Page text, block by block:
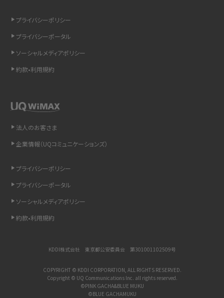
インスタのDMの送り方は？便利機能の使い方や注意点をわかりやすく解説
「iPhoneを探す」の使い方と設定方法を紹介！ブラウザやアプリから探す方法を
詳しく解説
Wi-Fiを快適に使うための速度はどれくらい？用途別の目安・回線ごとの平均を
LINEの着信音や通知音の設定・変更方法を解説！鳴らない場合の対処法も紹介
ASMRとは？意味や動画の種類、楽しみ方を紹介
プライバシーポリシー
プライバシーポータル
ソーシャルメディアポリシー
約款•利用規約
法人のお客さま
企業情報（UQコミュニケーションズ）
プライバシーポリシー
プライバシーポータル
ソーシャルメディアポリシー
約款•利用規約
KDDI株式会社 東京都公安委員会 第301001102509号
COPYRIGHT © KDDI CORPORATION, ALL RIGHTS RESERVED.
Copyright © UQ Communications Inc. all rights reserved.
©PINK GACHA&BLUE MUKU
©BLUE GACHAMUKU